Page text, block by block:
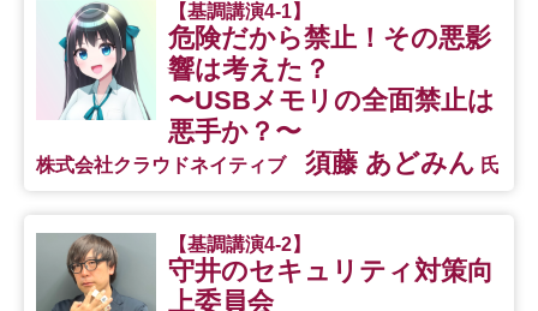
【基調講演4-1】
危険だから禁止！その悪影
響は考えた？
〜USBメモリの全面禁止は
悪手か？〜
株式会社クラウドネイティブ 須藤 あどみん 氏
【基調講演4-2】
守井のセキュリティ対策向
上委員会